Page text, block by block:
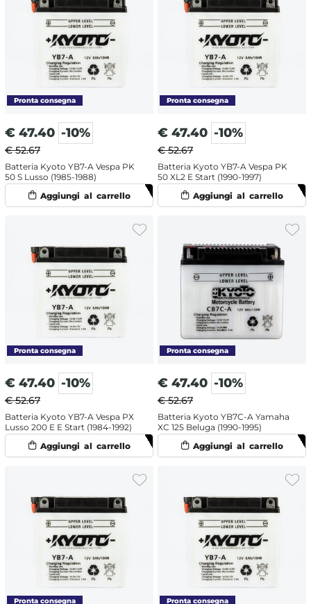
€ 47.40 -10%
€ 52.67
Batteria Kyoto YB7-A Vespa PK
50 S Lusso (1985-1988)
€ 47.40 -10%
€ 52.67
Batteria Kyoto YB7-A Vespa PK
50 XL2 E Start (1990-1997)
€ 47.40 -10%
€ 52.67
Batteria Kyoto YB7-A Vespa PX
Lusso 200 E E Start (1984-1992)
€ 47.40 -10%
€ 52.67
Batteria Kyoto YB7C-A Yamaha
XC 125 Beluga (1990-1995)